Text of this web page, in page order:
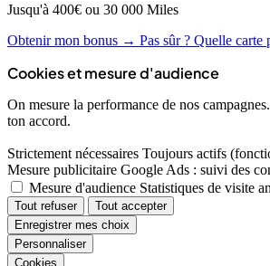
Jusqu'à 400€ ou 30 000 Miles
Obtenir mon bonus → Pas sûr ? Quelle
Cookies et mesure d'audience
On mesure la performance de nos
ton accord.
Strictement nécessaires Toujours actifs
Mesure publicitaire Google Ads : suivi des
Mesure d'audience Statistiques de visite
Tout refuser
Tout accepter
Enregistrer mes choix
Personnaliser
Cookies